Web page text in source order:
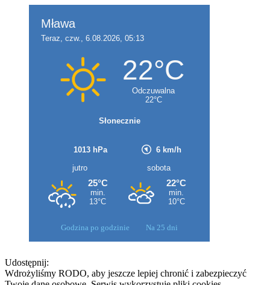
Godzina po godzinie Na 25 dni
Udostępnij:
Wdrożyliśmy RODO, aby jeszcze lepiej chronić i zabezpieczyć